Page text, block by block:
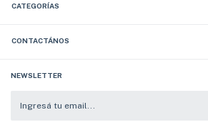
CATEGORÍAS
CONTACTÁNOS
NEWSLETTER